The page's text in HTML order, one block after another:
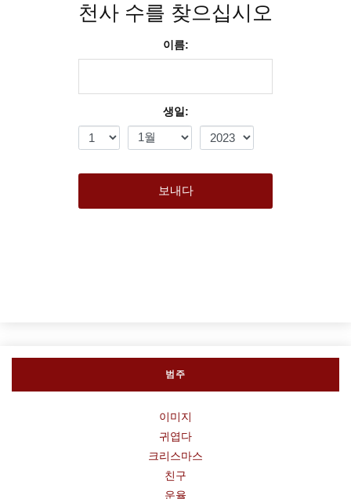
천사 수를 찾으십시오
이름:
생일:
보내다
범주
이미지
귀엽다
크리스마스
친구
운율